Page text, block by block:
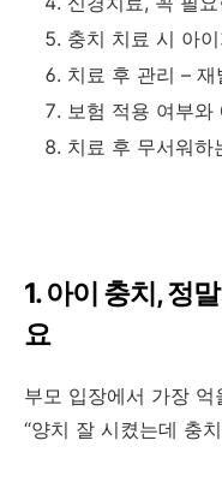
충치 치료 시 아
치료 후 관리 –
보험 적용 여부와
치료 후 무서워하
1. 아이 충치, 정
요
부모 입장에서 가장 억
“양치 잘 시켰는데 충